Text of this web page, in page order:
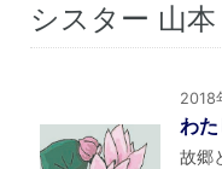
シスター 山
2018
わ
故郷